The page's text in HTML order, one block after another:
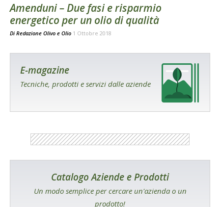
Amenduni – Due fasi e risparmio
energetico per un olio di qualità
Di Redazione Olivo e Olio 1 Ottobre 2018
E-magazine
Tecniche, prodotti e servizi dalle aziende
Catalogo Aziende e Prodotti
Un modo semplice per cercare un'azienda o un
prodotto!